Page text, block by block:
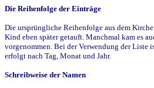
Die Reihenfolge der Einträge
Die ursprüngliche Reihenfolge aus dem
Kind eben später getauft. Manchmal kam es
vorgenommen. Bei der Verwendung der Liste
erfolgt nach Tag, Monat und Jahr.
Schreibweise der Namen